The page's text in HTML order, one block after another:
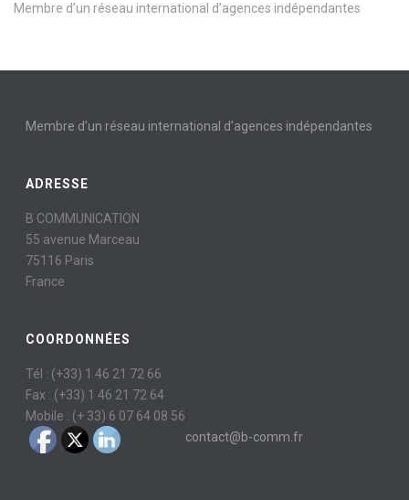
Membre d’un réseau international d’agences indépendantes
Membre d’un réseau international d’agences indépendantes
ADRESSE
B COMMUNICATION
55 avenue Marceau
75116 Paris
France
COORDONNÉES
Tél : (+33) 1 46 21 72 66
Fax : (+33) 1 46 21 72 64
Mobile : (+ 33) 6 07 64 08 56
contact@b-comm.fr